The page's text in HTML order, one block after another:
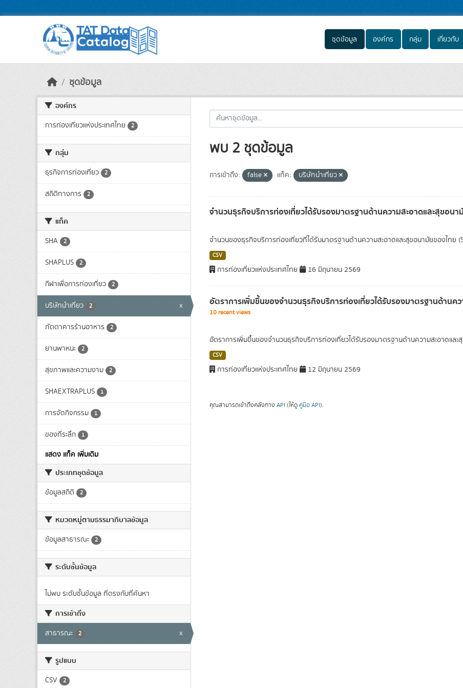
ชุดข้อมูล องค์กร กลุ่ม เกี่ยวกับ
ชุดข้อมูล
องค์กร
การท่องเที่ยวแห่งประเทศไทย 2
กลุ่ม
ธุรกิจการท่องเที่ยว 2
สถิติทางการ 2
แท็ค
SHA 2
SHAPLUS 2
กีฬาเพื่อการท่องเที่ยว 2
บริษัทนำเที่ยว 2 x
ภัตตาคารร้านอาหาร 2
ยานพาหนะ 2
สุขภาพและความงาม 2
SHAEXTRAPLUS 1
การจัดกิจกรรม 1
ของที่ระลึก 1
แสดง แท็ค เพิ่มเติม
ประเภทชุดข้อมูล
ข้อมูลสถิติ 2
หมวดหมู่ตามธรรมาภิบาลข้อมูล
ข้อมูลสาธารณะ 2
ระดับชั้นข้อมูล
ไม่พบ ระดับชั้นข้อมูล ที่ตรงกับที่ค้นหา
การเข้าถึง
สาธารณะ 2 x
รูปแบบ
CSV 2
พบ 2 ชุดข้อมูล
การเข้าถึง: false แท็ค: บริษัทนำเที่ยว
จำนวนธุรกิจบริการท่องเที่ยวได้รับรองมาตรฐานด้านความสะอาดและสุขอนา
จำนวนของธุรกิจบริการท่องเที่ยวที่ได้รับมาตรฐานด้านความสะอาดและสุขอนามัยของไทย
CSV
การท่องเที่ยวแห่งประเทศไทย 16 มิถุนายน 2569
อัตราการเพิ่มขึ้นของจำนวนธุรกิจบริการท่องเที่ยวได้รับรองมาตรฐานด้านค
10 recent views
อัตราการเพิ่มขึ้นของจำนวนธุรกิจบริการท่องเที่ยวได้รับรองมาตรฐานด้านความสะอาดและ
CSV
การท่องเที่ยวแห่งประเทศไทย 12 มิถุนายน 2569
คุณสามารถเข้าถึงคลังทาง API (ให้ดู คู่มือ API).